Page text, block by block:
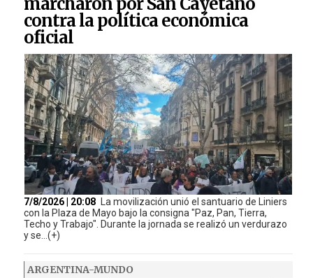
contra la política económica
oficial
7/8/2026 | 20:08 La movilización unió el santuario de Liniers
con la Plaza de Mayo bajo la consigna "Paz, Pan, Tierra,
Techo y Trabajo". Durante la jornada se realizó un verdurazo
y se...(+)
ARGENTINA-MUNDO